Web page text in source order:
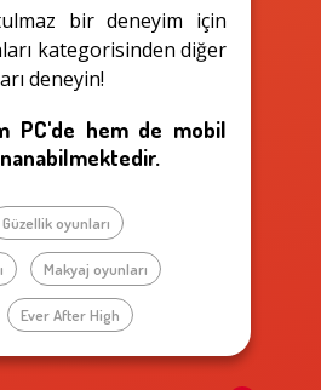
bir deneyim için
kategorisinden diğer
deneyin!
PC'de hem de mobil
Güzellik oyunları
Makyaj oyunları
Ever After High